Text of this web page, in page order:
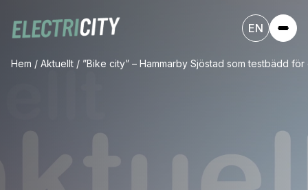
EN
Hem / Aktuellt / ”Bike city” – Hammarby Sjöstad som testbädd